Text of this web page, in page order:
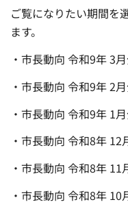
ご覧になりたい期間を
ます。
・市長動向 令和9年 3
・市長動向 令和9年 2
・市長動向 令和9年 1
・市長動向 令和8年
・市長動向 令和8年
・市長動向 令和8年